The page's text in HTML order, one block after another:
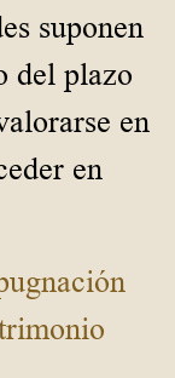
suponen
del plazo
en
en